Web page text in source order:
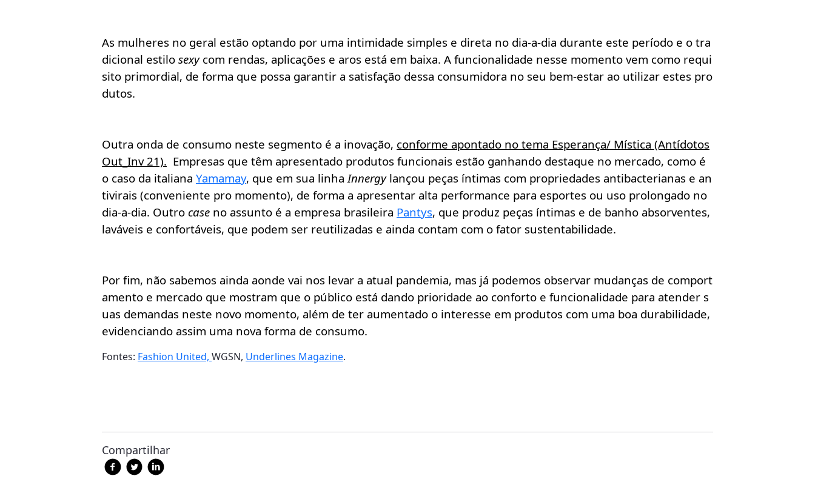
As mulheres no geral estão optando por uma intimidade simples e direta no dia-a-dia durante este período e o tra
dicional estilo sexy com rendas, aplicações e aros está em baixa. A funcionalidade nesse momento vem como requi
sito primordial, de forma que possa garantir a satisfação dessa consumidora no seu bem-estar ao utilizar estes pro
dutos.
Outra onda de consumo neste segmento é a inovação, conforme apontado no tema Esperança/ Mística (Antídotos
Out_Inv 21). Empresas que têm apresentado produtos funcionais estão ganhando destaque no mercado, como é
o caso da italiana Yamamay, que em sua linhaInnergylançou peças íntimas com propriedades antibacterianas e an
tivirais (conveniente pro momento), de forma a apresentar alta performance para esportes ou uso prolongado no
dia-a-dia. Outro case no assunto é a empresa brasileira Pantys, que produz peças íntimas e de banho absorventes,
laváveis e confortáveis, que podem ser reutilizadas e ainda contam com o fator sustentabilidade.
Por fim, não sabemos ainda aonde vai nos levar a atual pandemia, mas já podemos observar mudanças de comport
amento e mercado que mostram que o público está dando prioridade ao conforto e funcionalidade para atender s
uas demandas neste novo momento, além de ter aumentado o interesse em produtos com uma boa durabilidade,
evidenciando assim uma nova forma de consumo.
Fontes: Fashion United, WGSN, Underlines Magazine.
Compartilhar